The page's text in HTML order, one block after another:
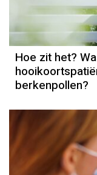
Hoe zit het?
berkenpollen?